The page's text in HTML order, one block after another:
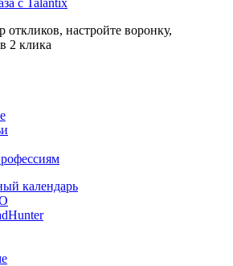
откликов, настройте воронку,
2 клика
календарь